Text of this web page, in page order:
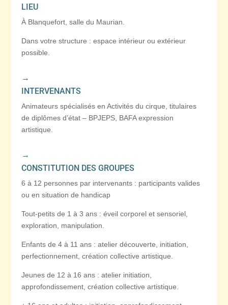
LIEU
À Blanquefort, salle du Maurian.
Dans votre structure : espace intérieur ou extérieur
possible.
→
INTERVENANTS
Animateurs spécialisés en Activités du cirque, titulaires
de diplômes d’état – BPJEPS, BAFA expression
artistique.
→
CONSTITUTION DES GROUPES
6 à 12 personnes par intervenants : participants valides
ou en situation de handicap
Tout-petits de 1 à 3 ans : éveil corporel et sensoriel,
exploration, manipulation.
Enfants de 4 à 11 ans : atelier découverte, initiation,
perfectionnement, création collective artistique.
Jeunes de 12 à 16 ans : atelier initiation,
approfondissement, création collective artistique.